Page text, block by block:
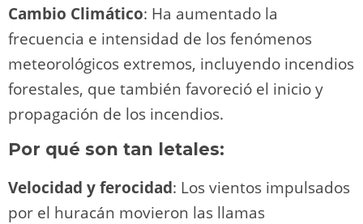
Cambio Climático: Ha aumentado la
frecuencia e intensidad de los fenómenos
meteorológicos extremos, incluyendo incendios
forestales, que también favoreció el inicio y
propagación de los incendios.
Por qué son tan letales:
Velocidad y ferocidad: Los vientos impulsados
por el huracán movieron las llamas